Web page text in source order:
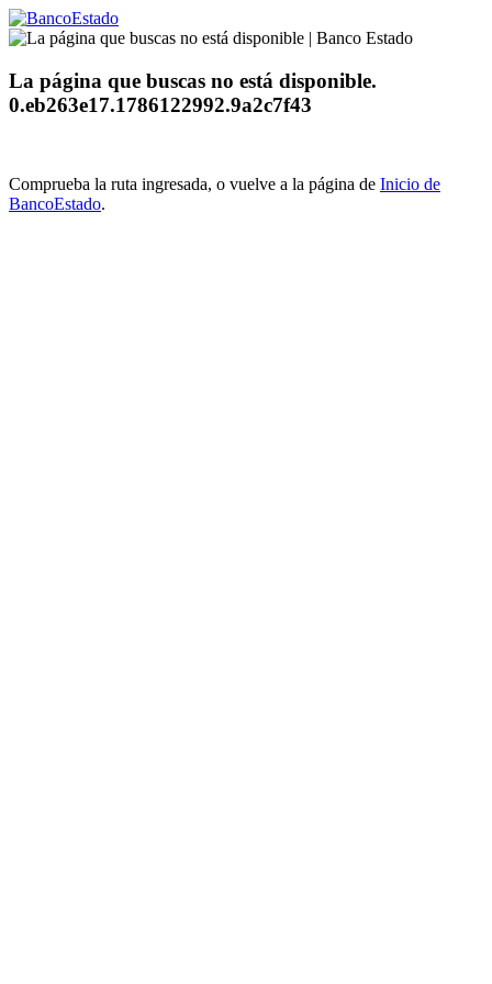
La página que buscas no está disponible.
0.eb263e17.1786122992.9a2c7f43
Comprueba la ruta ingresada, o vuelve a la página de Inicio de
BancoEstado.